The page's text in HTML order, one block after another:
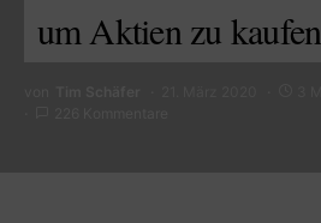
um Aktien zu kaufen